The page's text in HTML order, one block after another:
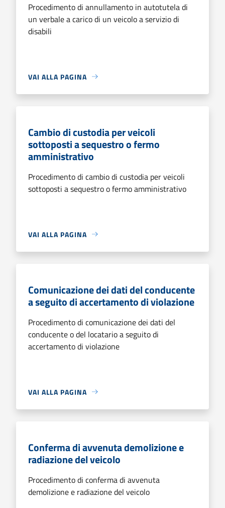
Procedimento di annullamento in autotutela di
un verbale a carico di un veicolo a servizio di
disabili
VAI ALLA PAGINA
Cambio di custodia per veicoli
sottoposti a sequestro o fermo
amministrativo
Procedimento di cambio di custodia per veicoli
sottoposti a sequestro o fermo amministrativo
VAI ALLA PAGINA
Comunicazione dei dati del conducente
a seguito di accertamento di violazione
Procedimento di comunicazione dei dati del
conducente o del locatario a seguito di
accertamento di violazione
VAI ALLA PAGINA
Conferma di avvenuta demolizione e
radiazione del veicolo
Procedimento di conferma di avvenuta
demolizione e radiazione del veicolo